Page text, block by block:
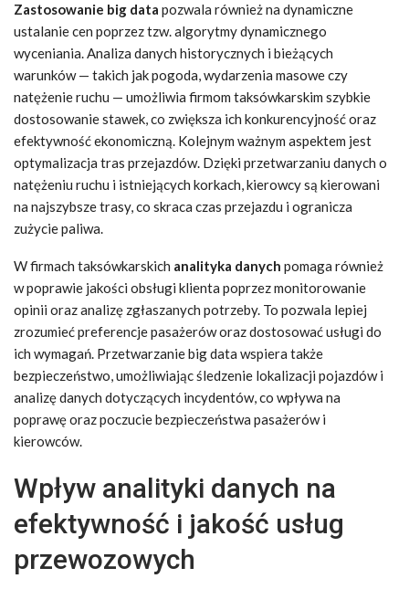
Zastosowanie big data pozwala również na dynamiczne
ustalanie cen poprzez tzw. algorytmy dynamicznego
wyceniania. Analiza danych historycznych i bieżących
warunków — takich jak pogoda, wydarzenia masowe czy
natężenie ruchu — umożliwia firmom taksówkarskim szybkie
dostosowanie stawek, co zwiększa ich konkurencyjność oraz
efektywność ekonomiczną. Kolejnym ważnym aspektem jest
optymalizacja tras przejazdów. Dzięki przetwarzaniu danych o
natężeniu ruchu i istniejących korkach, kierowcy są kierowani
na najszybsze trasy, co skraca czas przejazdu i ogranicza
zużycie paliwa.
W firmach taksówkarskich analityka danych pomaga również
w poprawie jakości obsługi klienta poprzez monitorowanie
opinii oraz analizę zgłaszanych potrzeby. To pozwala lepiej
zrozumieć preferencje pasażerów oraz dostosować usługi do
ich wymagań. Przetwarzanie big data wspiera także
bezpieczeństwo, umożliwiając śledzenie lokalizacji pojazdów i
analizę danych dotyczących incydentów, co wpływa na
poprawę oraz poczucie bezpieczeństwa pasażerów i
kierowców.
Wpływ analityki danych na
efektywność i jakość usług
przewozowych